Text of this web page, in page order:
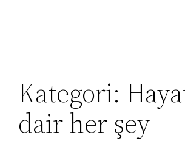
Kategori:
dair her şey